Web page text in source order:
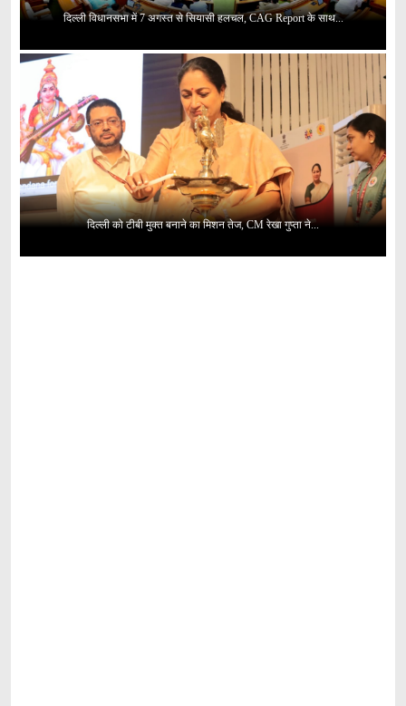
दिल्ली विधानसभा में 7 अगस्त से सियासी हलचल, CAG Report के साथ...
दिल्ली को टीबी मुक्त बनाने का मिशन तेज, CM रेखा गुप्ता ने...